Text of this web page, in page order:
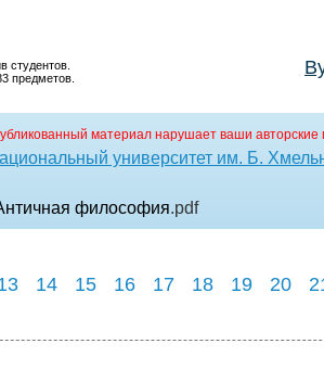
студентов.
предметов.
материал нарушает ваши авторские
университет им. Б.
философия.pdf
14 15 16 17 18 19 20